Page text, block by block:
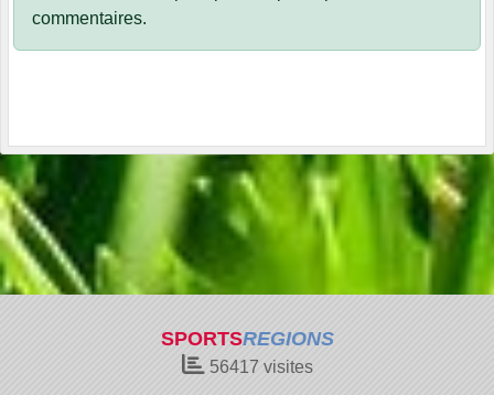
commentaires.
SPORTSREGIONS
56417 visites